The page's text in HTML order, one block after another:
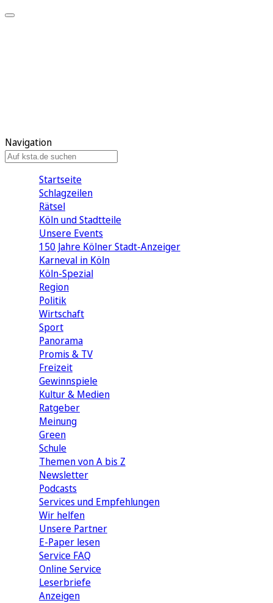
Navigation
Startseite
Schlagzeilen
Rätsel
Köln und Stadtteile
Unsere Events
150 Jahre Kölner Stadt-Anzeiger
Karneval in Köln
Köln-Spezial
Region
Politik
Wirtschaft
Sport
Panorama
Promis & TV
Freizeit
Gewinnspiele
Kultur & Medien
Ratgeber
Meinung
Green
Schule
Themen von A bis Z
Newsletter
Podcasts
Services und Empfehlungen
Wir helfen
Unsere Partner
E-Paper lesen
Service FAQ
Online Service
Leserbriefe
Anzeigen